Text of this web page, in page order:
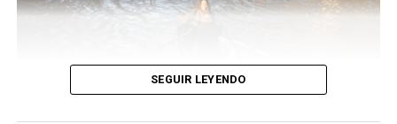
SEGUIR LEYENDO